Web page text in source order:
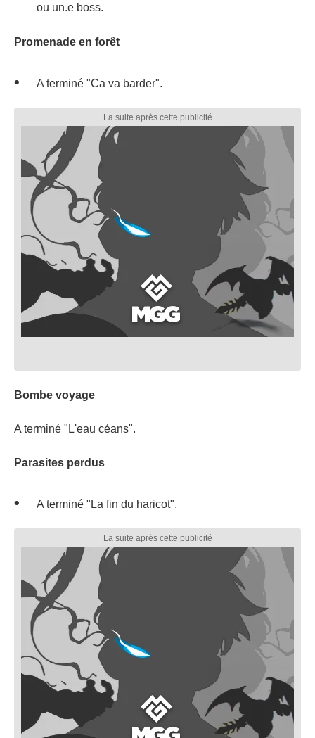
ou un.e boss.
Promenade en forêt
A terminé "Ca va barder".
Bombe voyage
A terminé "L'eau céans".
Parasites perdus
A terminé "La fin du haricot".